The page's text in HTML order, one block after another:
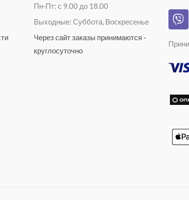
Пн-Пт: с 9.00 до 18.00
Выходные: Суббота, Воскресенье
Через сайт заказы принимаются -
круглосуточно
r
a
m
a
s
s
i
k
V
i
e